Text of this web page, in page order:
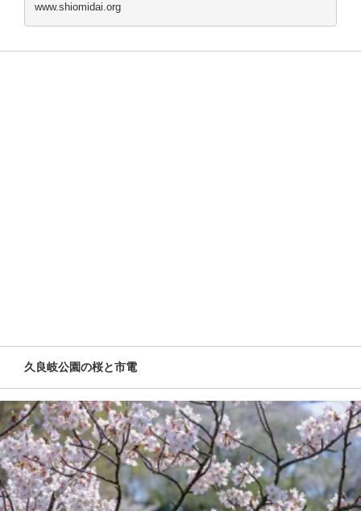
www.shiomidai.org
久良岐公園の桜と市電